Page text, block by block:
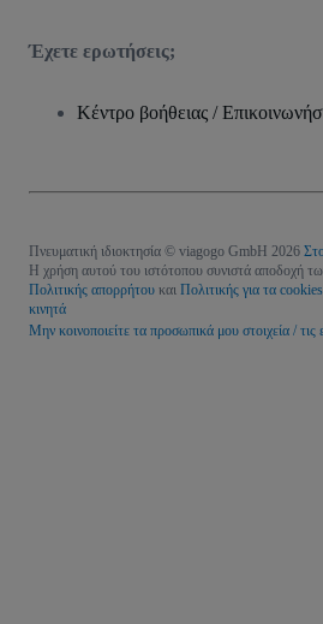
Έχετε ερωτήσεις;
Κέντρο βοήθειας /
Πνευματική ιδιοκτησία © viagogo GmbH 2026
Η χρήση αυτού του ιστότοπου συνιστά αποδοχή
Πολιτικής απορρήτου και Πολιτικής για τα cookies
κινητά
Μην κοινοποιείτε τα προσωπικά μου στοιχεία / τις